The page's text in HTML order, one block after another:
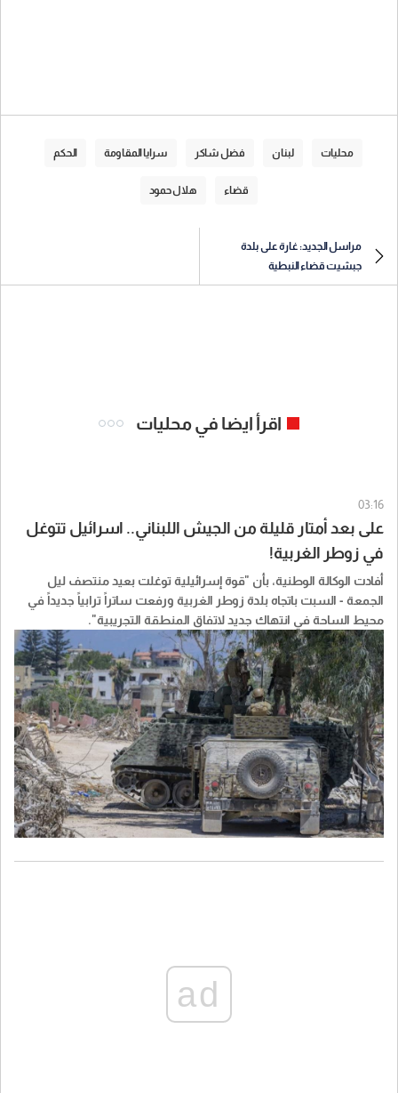
محليات لبنان فضل شاكر سرايا المقاومة الحكم
قضاء هلال حمود
مراسل الجديد: غارة على بلدة
جبشيت قضاء النبطية
اقرأ ايضا في محليات
03:16
على بعد أمتار قليلة من الجيش اللبناني.. اسرائيل تتوغل
في زوطر الغربية!
أفادت الوكالة الوطنية، بأن "قوة إسرائيلية توغلت بعيد منتصف ليل
الجمعة - السبت باتجاه بلدة زوطر الغربية ورفعت ساتراً ترابياً جديداً في
محيط الساحة في انتهاك جديد لاتفاق المنطقة التجريبية".
وافاد الاهالي في زوطر الغربية ان "الجيش الإسرائيلي توغل بقوة مشاة
تؤازرهم عدة ملالات وجرافة كبيرة الى وسط البلدة وعمدت الجرافة الى
رفع ساتر ترابي على مسافة نحو 100 متر من ساحة البلدة، فيما لا يزال
الجيش اللبناني، متمركزًا في موقعه الأساسي وعلى بُعد أمتار قليلة من
الساتر المستحدث وسط تحليق مكثف من المحلّقات والمسيرات على
علوّ منخفض جدًا فوق البلدة".
ad